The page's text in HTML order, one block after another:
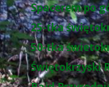
Spacerem po
25-tka
50-tka
Świętokrzyski